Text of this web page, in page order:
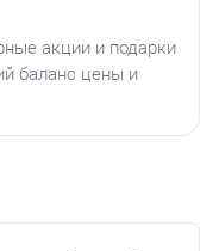
на доработку!
28ml
акции и подарки
баланс цены и